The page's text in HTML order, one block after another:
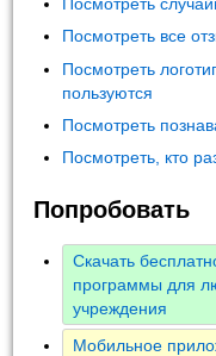
Посмотреть
Посмотреть все
Посмотреть
пользуются
Посмотреть
Посмотреть, кто
Попробовать
Скачать
программы для
учреждения
Мобильное